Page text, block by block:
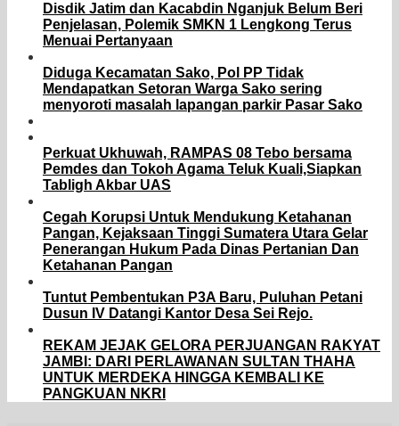
Disdik Jatim dan Kacabdin Nganjuk Belum Beri
Penjelasan, Polemik SMKN 1 Lengkong Terus
Menuai Pertanyaan
Diduga Kecamatan Sako, Pol PP Tidak
Mendapatkan Setoran Warga Sako sering
menyoroti masalah lapangan parkir Pasar Sako
Perkuat Ukhuwah, RAMPAS 08 Tebo bersama
Pemdes dan Tokoh Agama Teluk Kuali,Siapkan
Tabligh Akbar UAS
Cegah Korupsi Untuk Mendukung Ketahanan
Pangan, Kejaksaan Tinggi Sumatera Utara Gelar
Penerangan Hukum Pada Dinas Pertanian Dan
Ketahanan Pangan
Tuntut Pembentukan P3A Baru, Puluhan Petani
Dusun IV Datangi Kantor Desa Sei Rejo.
REKAM JEJAK GELORA PERJUANGAN RAKYAT
JAMBI: DARI PERLAWANAN SULTAN THAHA
UNTUK MERDEKA HINGGA KEMBALI KE
PANGKUAN NKRI